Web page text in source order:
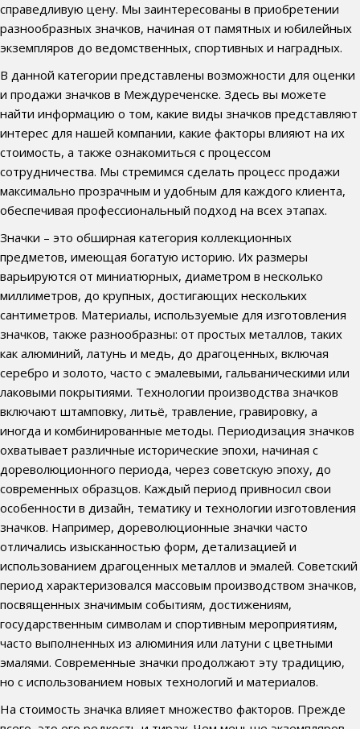
справедливую цену. Мы заинтересованы в приобретении
разнообразных значков, начиная от памятных и юбилейных
экземпляров до ведомственных, спортивных и наградных.
В данной категории представлены возможности для оценки
и продажи значков в Междуреченске. Здесь вы можете
найти информацию о том, какие виды значков представляют
интерес для нашей компании, какие факторы влияют на их
стоимость, а также ознакомиться с процессом
сотрудничества. Мы стремимся сделать процесс продажи
максимально прозрачным и удобным для каждого клиента,
обеспечивая профессиональный подход на всех этапах.
Значки – это обширная категория коллекционных
предметов, имеющая богатую историю. Их размеры
варьируются от миниатюрных, диаметром в несколько
миллиметров, до крупных, достигающих нескольких
сантиметров. Материалы, используемые для изготовления
значков, также разнообразны: от простых металлов, таких
как алюминий, латунь и медь, до драгоценных, включая
серебро и золото, часто с эмалевыми, гальваническими или
лаковыми покрытиями. Технологии производства значков
включают штамповку, литьё, травление, гравировку, а
иногда и комбинированные методы. Периодизация значков
охватывает различные исторические эпохи, начиная с
дореволюционного периода, через советскую эпоху, до
современных образцов. Каждый период привносил свои
особенности в дизайн, тематику и технологии изготовления
значков. Например, дореволюционные значки часто
отличались изысканностью форм, детализацией и
использованием драгоценных металлов и эмалей. Советский
период характеризовался массовым производством значков,
посвященных значимым событиям, достижениям,
государственным символам и спортивным мероприятиям,
часто выполненных из алюминия или латуни с цветными
эмалями. Современные значки продолжают эту традицию,
но с использованием новых технологий и материалов.
На стоимость значка влияет множество факторов. Прежде